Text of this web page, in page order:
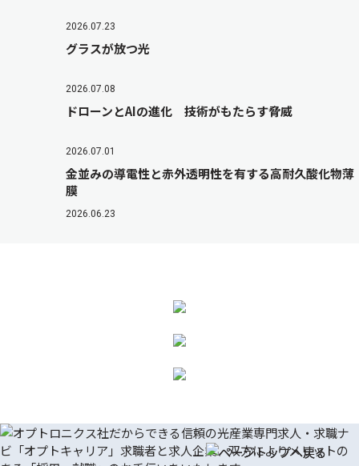
2026.07.23
グラスが放つ光
2026.07.08
ドローンとAIの進化 技術がもたらす脅威
2026.07.01
金並みの導電性と赤外透明性を有する高耐久酸化物薄
膜
2026.06.23